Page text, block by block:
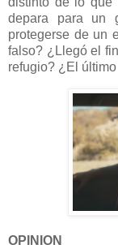
depara para un
protegerse de un
falso? ¿Llegó el
refugio? ¿El
OPINION